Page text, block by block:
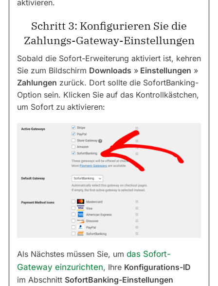
aktivieren.
Schritt 3: Konfigurieren Sie die
Zahlungs-Gateway-Einstellungen
Sobald die Sofort-Erweiterung aktiviert ist, kehren
Sie zum Bildschirm Downloads » Einstellungen »
Zahlungen zurück. Dort sollte die SofortBanking-
Option sein. Klicken Sie auf das Kontrollkästchen,
um Sofort zu aktivieren:
Als Nächstes müssen Sie, um das Sofort-
Gateway einzurichten, Ihre Konfigurations-ID
im Abschnitt SofortBanking-Einstellungen